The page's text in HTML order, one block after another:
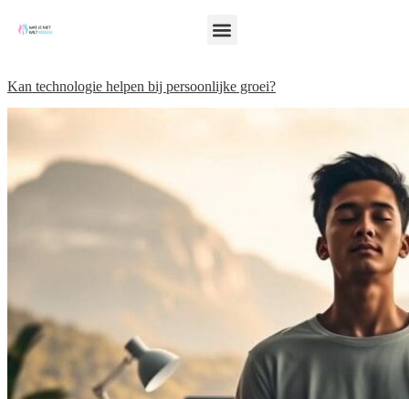
Kan technologie helpen bij persoonlijke groei?